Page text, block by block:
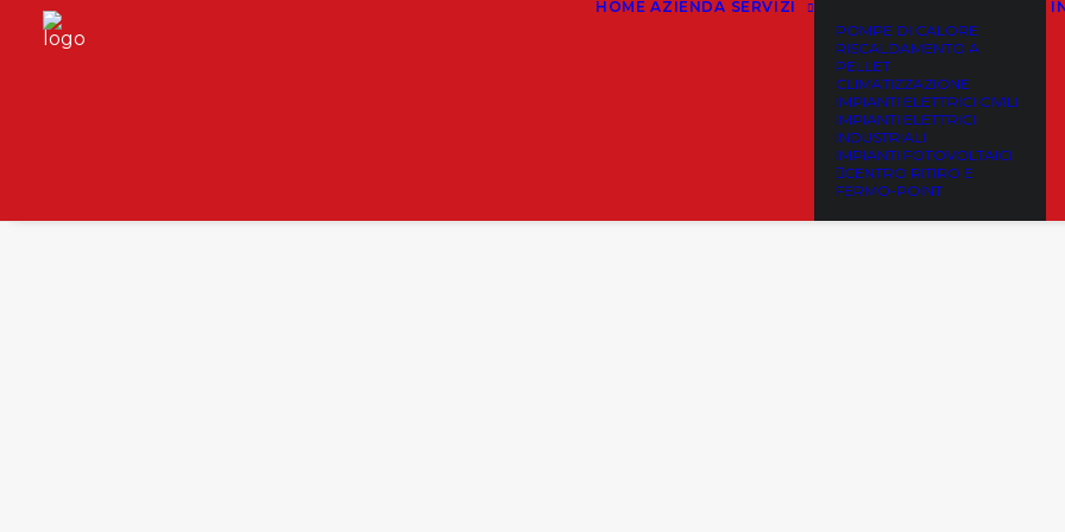
HOME AZIENDA SERVIZI
POMPE DI CALORE
RISCALDAMENTO A
PELLET
CLIMATIZZAZIONE
IMPIANTI ELETTRICI CIVILI
IMPIANTI ELETTRICI
INDUSTRIALI
IMPIANTI FOTOVOLTAICI
CENTRO RITIRO E
FERMO-POINT